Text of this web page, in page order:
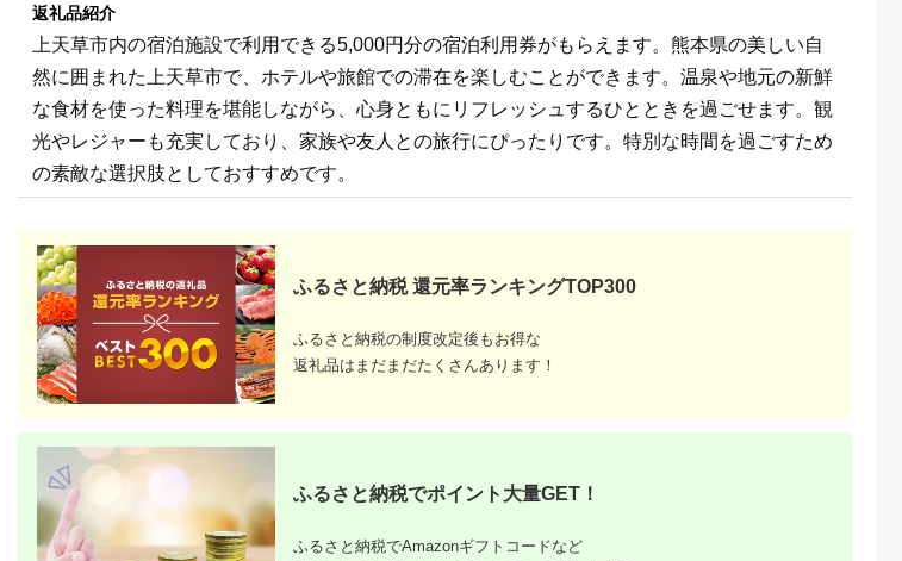
山形の三元豚 和食 東
北 庄内 日本海 記念日
誕生日プレゼント 夫
婦旅行 カップル
返礼品紹介
上天草市内の宿泊施設で利用できる5,000円分の宿泊利用券がもらえます。熊本県の美しい自
然に囲まれた上天草市で、ホテルや旅館での滞在を楽しむことができます。温泉や地元の新鮮
な食材を使った料理を堪能しながら、心身ともにリフレッシュするひとときを過ごせます。観
光やレジャーも充実しており、家族や友人との旅行にぴったりです。特別な時間を過ごすため
の素敵な選択肢としておすすめです。
ふるさと納税 還元率ランキングTOP300
ふるさと納税の制度改定後もお得な
返礼品はまだまだたくさんあります！
ふるさと納税でポイント大量GET！
ふるさと納税でAmazonギフトコードなど